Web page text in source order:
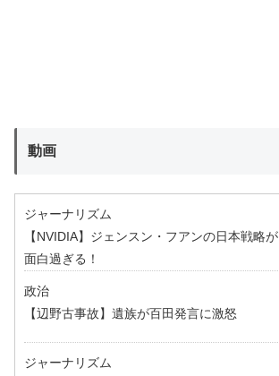
動画
ジャーナリズム
【NVIDIA】ジェンスン・フアンの日本戦略が
面白過ぎる！
政治
【辺野古事故】遺族が百田発言に激怒
ジャーナリズム